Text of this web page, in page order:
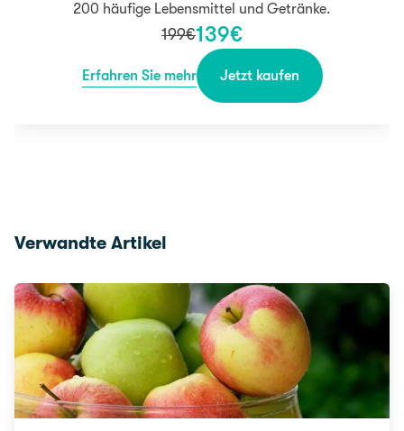
200 häufige Lebensmittel und Getränke.
199€139€
Erfahren Sie mehr Jetzt kaufen
Verwandte Artikel